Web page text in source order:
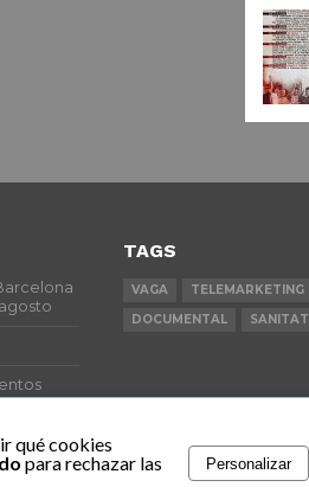
TAGS
VAGA TELEMARKETING
DOCUMENTAL
SANITAT
qué cookies
para rechazar las
Personalizar